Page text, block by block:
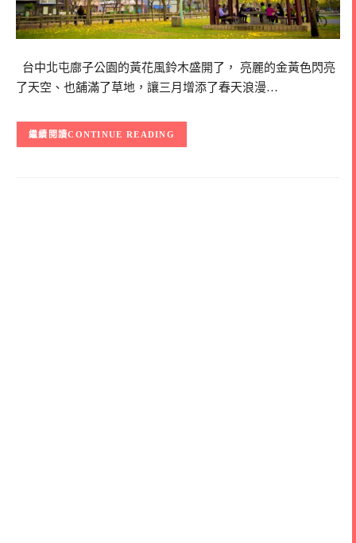
台中北屯廍子公園的黃花風鈴木盛開了， 亮麗的金黃色閃亮
了天空、也舖滿了草地，讓三月增添了春天浪漫…
CONTINUE READING